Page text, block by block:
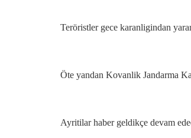
Teröristler gece karanligindan
Öte yandan Kovanlik Jandarma
Ayritilar haber geldikçe devam